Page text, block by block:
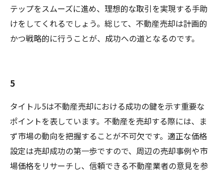
テップをスムーズに進め、理想的な取引を実現する手助
けをしてくれるでしょう。総じて、不動産売却は計画的
かつ戦略的に行うことが、成功への道となるのです。
5
タイトル5は不動産売却における成功の鍵を示す重要な
ポイントを表しています。不動産を売却する際には、ま
ず市場の動向を把握することが不可欠です。適正な価格
設定は売却成功の第一歩ですので、周辺の売却事例や市
場価格をリサーチし、信頼できる不動産業者の意見を参